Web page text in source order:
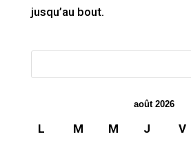
jusqu’au bout.
août 2026
L M M J V